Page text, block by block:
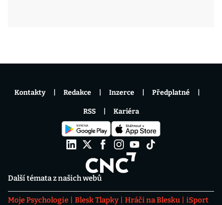
Další témata z našich webů
Moje Psychologie Blesk Tlapky Hráči na Blesku
iSport
Kontakty Redakce Inzerce Předplatné
RSS Kariéra